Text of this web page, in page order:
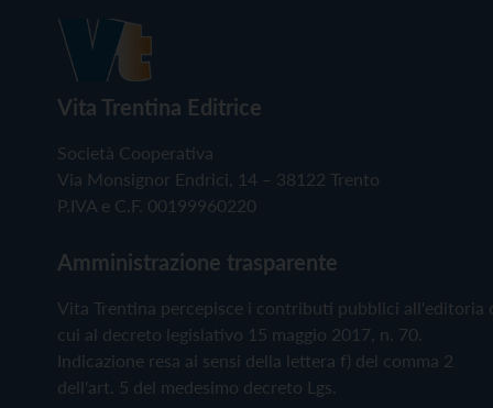
Vita Trentina Editrice
Società Cooperativa
Via Monsignor Endrici, 14 – 38122 Trento
P.IVA e C.F. 00199960220
Amministrazione trasparente
Vita Trentina percepisce i contributi pubblici all'editoria
cui al decreto legislativo 15 maggio 2017, n. 70.
Indicazione resa ai sensi della lettera f) del comma 2
dell'art. 5 del medesimo decreto Lgs.